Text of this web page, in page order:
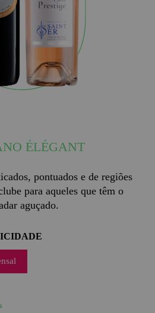
ÉLÉGANT
pontuados e de regiões
para aqueles que têm o
aguçado.